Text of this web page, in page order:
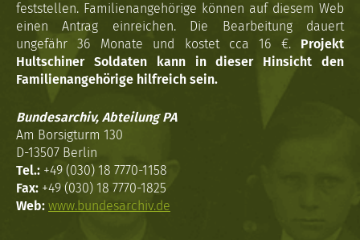
feststellen. Familienangehörige können auf diesem Web
einen Antrag einreichen. Die Bearbeitung dauert
ungefähr 36 Monate und kostet cca 16 €. Projekt
Hultschiner Soldaten kann in dieser Hinsicht den
Familienangehörige hilfreich sein.
Bundesarchiv, Abteilung PA
Am Borsigturm 130
D-13507 Berlin
Tel.: +49 (030) 18 7770-1158
Fax: +49 (030) 18 7770-1825
Web: www.bundesarchiv.de